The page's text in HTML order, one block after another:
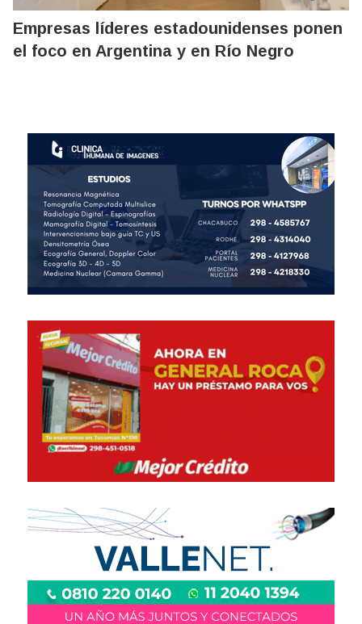
Empresas líderes estadounidenses ponen
el foco en Argentina y en Río Negro